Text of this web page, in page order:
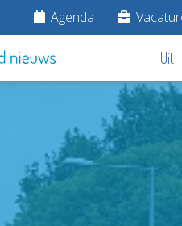
Agenda
Uit